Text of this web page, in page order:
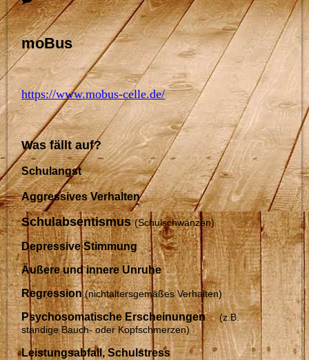
moBus
https://www.mobus-celle.de/
Was fällt auf?
Schulangst
Aggressives Verhalten
Schulabsentismus(Schulschwänzen)
Depressive Stimmung
Äußere und innere Unruhe
Regression(nichtaltersgemäßes Verhalten)
Psychosomatische Erscheinungen
(z.B.
ständige Bauch- oder Kopfschmerzen)
Leistungsabfall, Schulstress